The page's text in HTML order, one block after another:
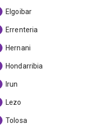
Elgoibar
Errenteria
Hernani
Hondarribia
Irun
Lezo
Tolosa